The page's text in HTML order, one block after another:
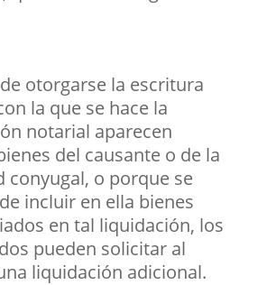
otorgarse la escritura
la que se hace la
notarial aparecen
del causante o de la
conyugal, o porque se
incluir en ella bienes
en tal liquidación, los
pueden solicitar al
liquidación adicional.